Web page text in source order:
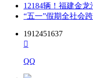
12184辆！福建金
“五一”假期全社会
1912451637

QQ